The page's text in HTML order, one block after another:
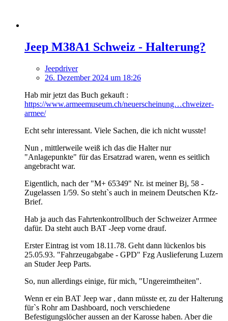
Jeep M38A1 Schweiz - Halterung?
Jeepdriver
26. Dezember 2024 um 18:26
Hab mir jetzt das Buch gekauft :
https://www.armeemuseum.ch/neuerscheinung…chweizer-
armee/
Echt sehr interessant. Viele Sachen, die ich nicht wusste!
Nun , mittlerweile weiß ich das die Halter nur
"Anlagepunkte" für das Ersatzrad waren, wenn es seitlich
angebracht war.
Eigentlich, nach der "M+ 65349" Nr. ist meiner Bj, 58 -
Zugelassen 1/59. So steht`s auch in meinem Deutschen Kfz-
Brief.
Hab ja auch das Fahrtenkontrollbuch der Schweizer Arrmee
dafür. Da steht auch BAT -Jeep vorne drauf.
Erster Eintrag ist vom 18.11.78. Geht dann lückenlos bis
25.05.93. "Fahrzeugabgabe - GPD" Fzg Auslieferung Luzern
an Studer Jeep Parts.
So, nun allerdings einige, für mich, "Ungereimtheiten".
Wenn er ein BAT Jeep war , dann müsste er, zu der Halterung
für`s Rohr am Dashboard, noch verschiedene
Befestigungslöcher aussen an der Karosse haben. Aber die